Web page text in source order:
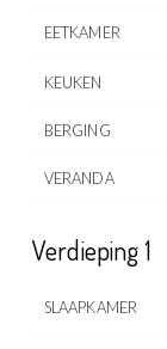
EETKAMER
KEUKEN
BERGING
VERANDA
Verdieping 1
SLAAPKAMER